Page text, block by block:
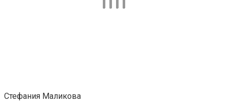
Стефания Маликова